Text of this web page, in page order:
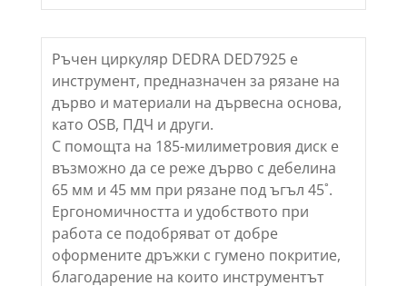
Ръчен циркуляр DEDRA DED7925 е
инструмент, предназначен за рязане на
дърво и материали на дървесна основа,
като OSB, ПДЧ и други.
С помощта на 185-милиметровия диск е
възможно да се реже дърво с дебелина
65 мм и 45 мм при рязане под ъгъл 45˚.
Ергономичността и удобството при
работа се подобряват от добре
оформените дръжки с гумено покритие,
благодарение на които инструментът